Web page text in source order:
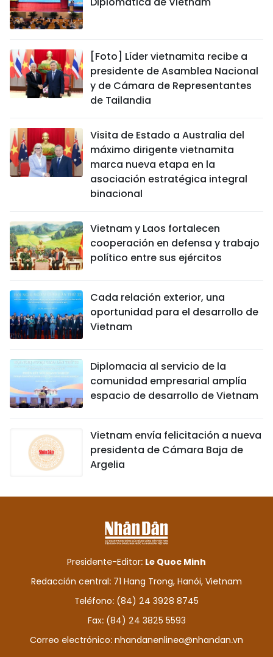
[Foto] Líder vietnamita recibe a
presidente de Asamblea Nacional
y de Cámara de Representantes
de Tailandia
Visita de Estado a Australia del
máximo dirigente vietnamita
marca nueva etapa en la
asociación estratégica integral
binacional
Vietnam y Laos fortalecen
cooperación en defensa y trabajo
político entre sus ejércitos
Cada relación exterior, una
oportunidad para el desarrollo de
Vietnam
Diplomacia al servicio de la
comunidad empresarial amplía
espacio de desarrollo de Vietnam
Vietnam envía felicitación a nueva
presidenta de Cámara Baja de
Argelia
Presidente-Editor: Le Quoc Minh
Redacción central: 71 Hang Trong, Hanói, Vietnam
Teléfono: (84) 24 3928 8745
Fax: (84) 24 3825 5593
Correo electrónico: nhandanenlinea@nhandan.vn